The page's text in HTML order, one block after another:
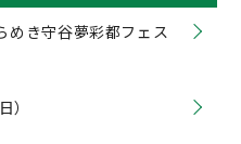
めき守谷夢彩都フェス
）